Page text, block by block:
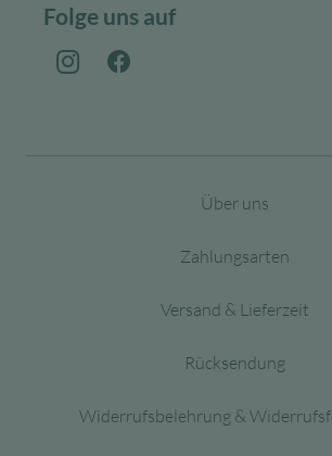
Folge uns auf
Über uns
Zahlungsarten
Versand & Lieferzeit
Rücksendung
Widerrufsbelehrung &